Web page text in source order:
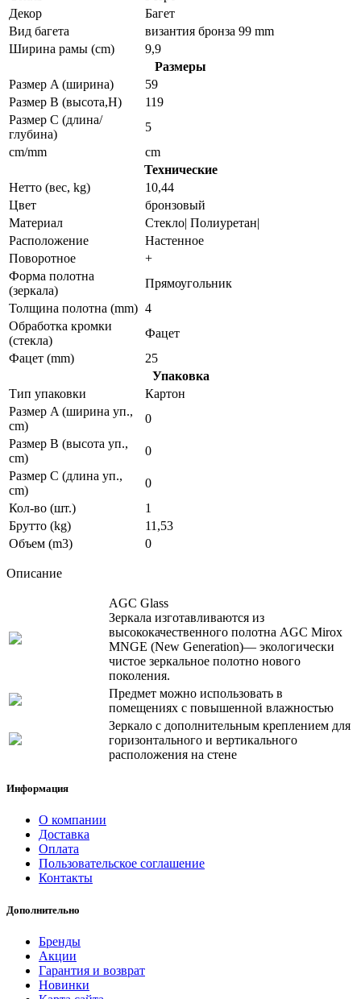
Декор
Багет
Вид багета
византия бронза 99 mm
Ширина рамы (cm)
9,9
Размеры
Размер A (ширина)
59
Размер B (высота,H)
119
Размер C (длина/
глубина)
5
cm/mm
cm
Технические
Нетто (вес, kg)
10,44
Цвет
бронзовый
Материал
Стекло| Полиуретан|
Расположение
Настенное
Поворотное
+
Форма полотна
(зеркала)
Прямоугольник
Толщина полотна (mm) 4
Обработка кромки
(стекла)
Фацет
Фацет (mm)
25
Упаковка
Тип упаковки
Картон
Размер A (ширина уп.,
cm)
0
Размер B (высота уп.,
cm)
0
Размер C (длина уп.,
cm)
0
Кол-во (шт.)
1
Брутто (kg)
11,53
Объем (m3)
0
Описание
AGC Glass
Зеркала изготавливаются из
высококачественного полотна AGC Mirox
MNGE (New Generation)— экологически
чистое зеркальное полотно нового
поколения.
Предмет можно использовать в
помещениях с повышенной влажностью
Зеркало с дополнительным креплением для
горизонтального и вертикального
расположения на стене
Информация
О компании
Доставка
Оплата
Пользовательское соглашение
Контакты
Дополнительно
Бренды
Акции
Гарантия и возврат
Новинки